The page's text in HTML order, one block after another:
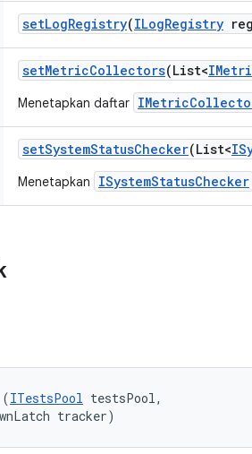
setLogRegistry(ILogRegistry
setMetricCollectors(List<
Menetapkan daftar
setSystemStatusChecker(List<
Menetapkan ISystemStatusChecker
ITestsPool testsPool,
tracker)